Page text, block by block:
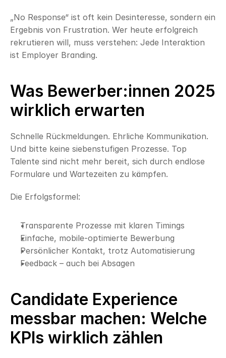
„No Response“ ist oft kein Desinteresse, sondern ein
Ergebnis von Frustration. Wer heute erfolgreich
rekrutieren will, muss verstehen: Jede Interaktion
ist Employer Branding.
Was Bewerber:innen 2025
wirklich erwarten
Schnelle Rückmeldungen. Ehrliche Kommunikation.
Und bitte keine siebenstufigen Prozesse. Top
Talente sind nicht mehr bereit, sich durch endlose
Formulare und Wartezeiten zu kämpfen.
Die Erfolgsformel:
Transparente Prozesse mit klaren Timings
Einfache, mobile-optimierte Bewerbung
Persönlicher Kontakt, trotz Automatisierung
Feedback – auch bei Absagen
Candidate Experience
messbar machen: Welche
KPIs wirklich zählen